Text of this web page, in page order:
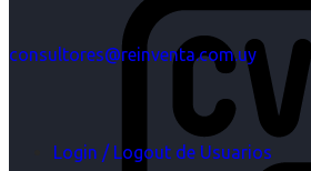
consultores@reinventa.com.uy
Login / Logout de Usuarios